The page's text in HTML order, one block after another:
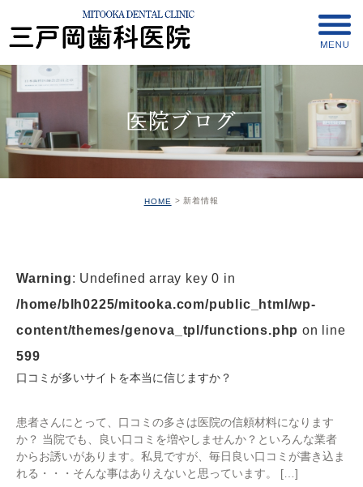
医院ブログ
HOME 新着情報
Warning: Undefined array key 0 in
/home/blh0225/mitooka.com/public_html/wp-
content/themes/genova_tpl/functions.php on line
599
口コミが多いサイトを本当に信じますか？
患者さんにとって、口コミの多さは医院の信頼材料になります
か？ 当院でも、良い口コミを増やしませんか？といろんな業者
からお誘いがあります。私見ですが、毎日良い口コミが書き込ま
れる・・・そんな事はありえないと思っています。 […]